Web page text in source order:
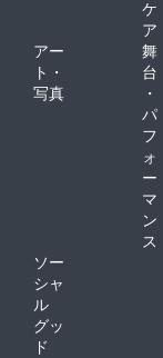
ケ
ア
アー
ト・
写真
舞
台
・
パ
フ
ォ
ー
マ
ン
ス
ソー
シャ
ル
グッ
ド